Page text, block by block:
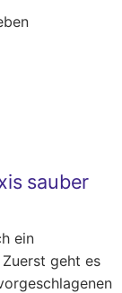
sauber
ein
geht es